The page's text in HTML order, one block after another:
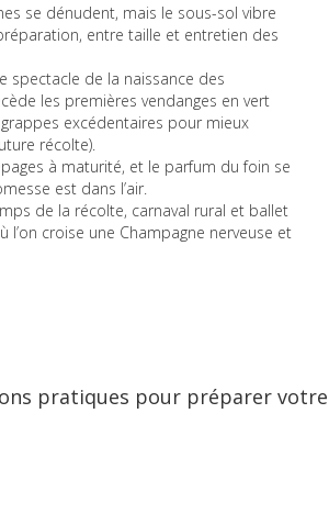
se dénudent, mais le sous-sol vibre
entre taille et entretien des
spectacle de la naissance des
les premières vendanges en vert
excédentaires pour mieux
récolte).
à maturité, et le parfum du foin se
est dans l’air.
de la récolte, carnaval rural et ballet
l’on croise une Champagne nerveuse et
pratiques pour préparer votre